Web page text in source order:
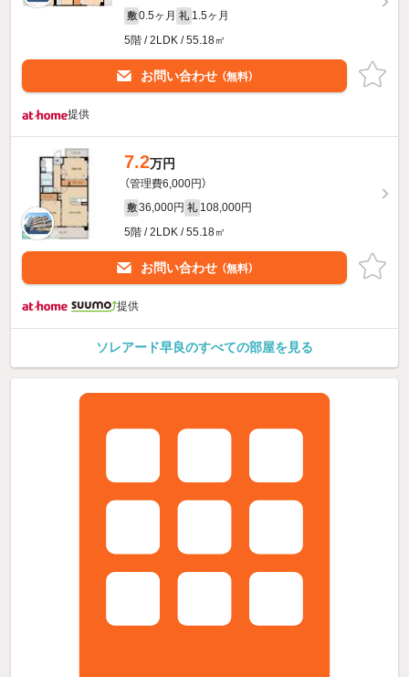
敷 0.5ヶ月 礼 1.5ヶ月
5階 / 2LDK / 55.18㎡
お問い合わせ （無料）
提供
7.2万円
（管理費6,000円）
敷 36,000円 礼 108,000円
5階 / 2LDK / 55.18㎡
お問い合わせ （無料）
提供
ソレアード早良のすべての部屋を見る